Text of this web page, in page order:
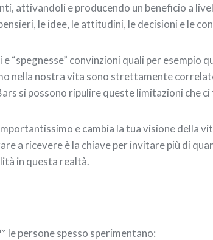
attivandoli e producendo un beneficio a
le idee, le attitudini, le decisioni e le
“spegnesse” convinzioni quali per esempio
nella nostra vita sono strettamente
si possono ripulire queste limitazioni che
e cambia la tua visione della
a ricevere è la chiave per invitare più di
in questa realtà.
le persone spesso sperimentano: